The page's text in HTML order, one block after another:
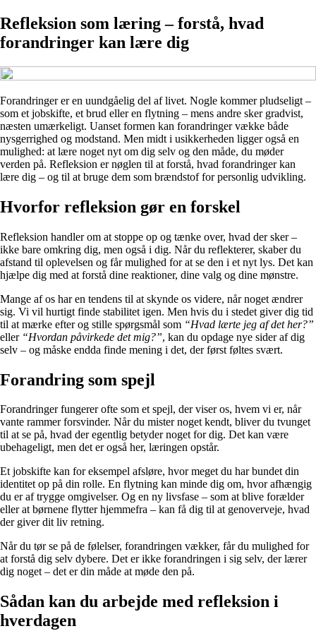
Refleksion som læring – forstå, hvad
forandringer kan lære dig
Forandringer er en uundgåelig del af livet. Nogle kommer pludseligt –
som et jobskifte, et brud eller en flytning – mens andre sker gradvist,
næsten umærkeligt. Uanset formen kan forandringer vække både
nysgerrighed og modstand. Men midt i usikkerheden ligger også en
mulighed: at lære noget nyt om dig selv og den måde, du møder
verden på. Refleksion er nøglen til at forstå, hvad forandringer kan
lære dig – og til at bruge dem som brændstof for personlig udvikling.
Hvorfor refleksion gør en forskel
Refleksion handler om at stoppe op og tænke over, hvad der sker –
ikke bare omkring dig, men også i dig. Når du reflekterer, skaber du
afstand til oplevelsen og får mulighed for at se den i et nyt lys. Det kan
hjælpe dig med at forstå dine reaktioner, dine valg og dine mønstre.
Mange af os har en tendens til at skynde os videre, når noget ændrer
sig. Vi vil hurtigt finde stabilitet igen. Men hvis du i stedet giver dig tid
til at mærke efter og stille spørgsmål som “Hvad lærte jeg af det her?”
eller “Hvordan påvirkede det mig?”, kan du opdage nye sider af dig
selv – og måske endda finde mening i det, der først føltes svært.
Forandring som spejl
Forandringer fungerer ofte som et spejl, der viser os, hvem vi er, når
vante rammer forsvinder. Når du mister noget kendt, bliver du tvunget
til at se på, hvad der egentlig betyder noget for dig. Det kan være
ubehageligt, men det er også her, læringen opstår.
Et jobskifte kan for eksempel afsløre, hvor meget du har bundet din
identitet op på din rolle. En flytning kan minde dig om, hvor afhængig
du er af trygge omgivelser. Og en ny livsfase – som at blive forælder
eller at børnene flytter hjemmefra – kan få dig til at genoverveje, hvad
der giver dit liv retning.
Når du tør se på de følelser, forandringen vækker, får du mulighed for
at forstå dig selv dybere. Det er ikke forandringen i sig selv, der lærer
dig noget – det er din måde at møde den på.
Sådan kan du arbejde med refleksion i
hverdagen